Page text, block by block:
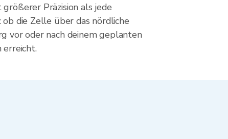
Präzision als jede
ob die Zelle über das nördliche
vor oder nach deinem geplanten